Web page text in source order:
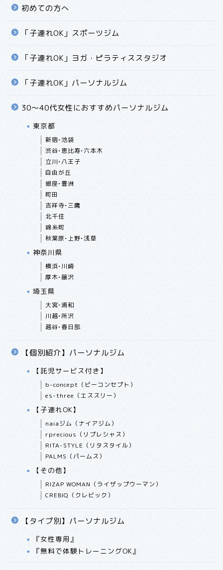
初めての方へ
「子連れOK」スポーツジム
「子連れOK」ヨガ・ピラティススタジオ
「子連れOK」パーソナルジム
30〜40代女性におすすめパーソナルジム
東京都
新宿•池袋
渋谷•恵比寿•六本木
立川•八王子
自由が丘
銀座•豊洲
町田
吉祥寺•三鷹
北千住
錦糸町
秋葉原•上野•浅草
神奈川県
横浜•川崎
厚木•藤沢
埼玉県
大宮•浦和
川越•所沢
越谷•春日部
【個別紹介】パーソナルジム
【託児サービス付き】
b-concept（ビーコンセプト）
es-three（エススリー）
【子連れOK】
naiaジム（ナイアジム）
rprecious（リプレシャス）
RITA-STYLE（リタスタイル）
PALMS（パームス）
【その他】
RIZAP WOMAN（ライザップウーマン）
CREBIQ（クレビック）
【タイプ別】パーソナルジム
『女性専用』
『無料で体験トレーニングOK』